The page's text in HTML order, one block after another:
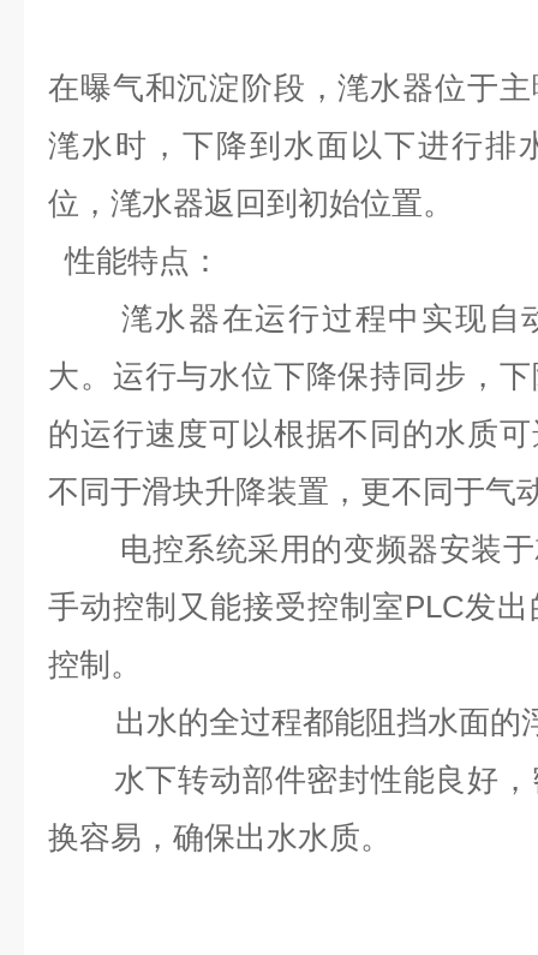
在曝气和沉淀阶段，滗水器位于
滗水时，下降到水面以下进行排
位，滗水器返回到初始位置。
性能特点：
滗水器在运行过程中实现自
大。运行与水位下降保持同步，
的运行速度可以根据不同的水质
不同于滑块升降装置，更不同于气
电控系统采用的变频器安装于
手动控制又能接受控制室PLC发
控制。
出水的全过程都能阻挡水面的
水下转动部件密封性能良好，
换容易，确保出水水质。